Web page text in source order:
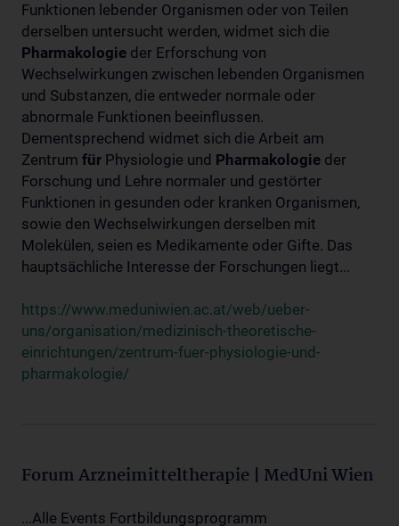
Funktionen lebender Organismen oder von Teilen
derselben untersucht werden, widmet sich die
Pharmakologie der Erforschung von
Wechselwirkungen zwischen lebenden Organismen
und Substanzen, die entweder normale oder
abnormale Funktionen beeinflussen.
Dementsprechend widmet sich die Arbeit am
Zentrum für Physiologie und Pharmakologie der
Forschung und Lehre normaler und gestörter
Funktionen in gesunden oder kranken Organismen,
sowie den Wechselwirkungen derselben mit
Molekülen, seien es Medikamente oder Gifte. Das
hauptsächliche Interesse der Forschungen liegt...
https://www.meduniwien.ac.at/web/ueber-
uns/organisation/medizinisch-theoretische-
einrichtungen/zentrum-fuer-physiologie-und-
pharmakologie/
Forum Arzneimitteltherapie | MedUni Wien
...Alle Events Fortbildungsprogramm